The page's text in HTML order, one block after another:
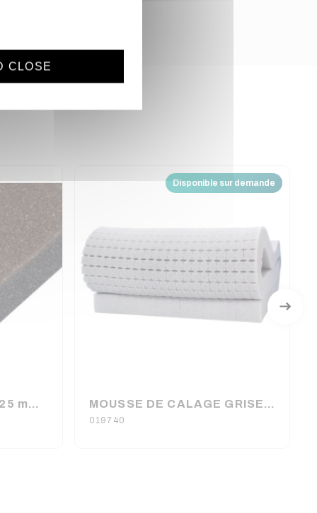
MOUSSE POLYESTER 25 mm (200 x 100 cm)
Disponible sur demande
MOUSSE DE CALAGE GRISE 142 cm X 33 cm X 40 mm
019740
CLOSE